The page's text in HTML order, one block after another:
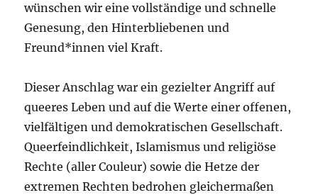
wünschen wir eine vollständige und schnelle
Genesung, den Hinterbliebenen und
Freund*innen viel Kraft.
Dieser Anschlag war ein gezielter Angriff auf
queeres Leben und auf die Werte einer offenen,
vielfältigen und demokratischen Gesellschaft.
Queerfeindlichkeit, Islamismus und religiöse
Rechte (aller Couleur) sowie die Hetze der
extremen Rechten bedrohen gleichermaßen